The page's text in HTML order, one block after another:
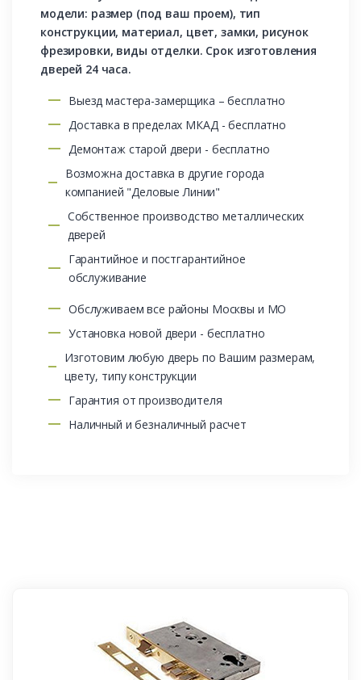
модели: размер (под ваш проем), тип
конструкции, материал, цвет, замки, рисунок
фрезировки, виды отделки. Срок изготовления
дверей 24 часа.
Выезд мастера-замерщика – бесплатно
Доставка в пределах МКАД - бесплатно
Демонтаж старой двери - бесплатно
Возможна доставка в другие города
компанией "Деловые Линии"
Собственное производство металлических
дверей
Гарантийное и постгарантийное
обслуживание
Обслуживаем все районы Москвы и МО
Установка новой двери - бесплатно
Изготовим любую дверь по Вашим размерам,
цвету, типу конструкции
Гарантия от производителя
Наличный и безналичный расчет